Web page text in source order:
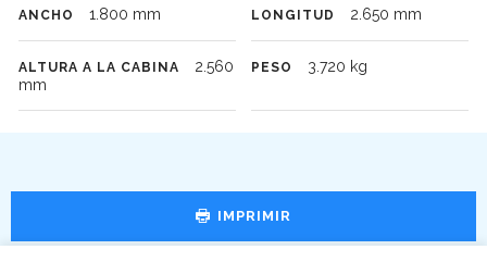
ANCHO 1.800 mm LONGITUD 2.650 mm
ALTURA A LA CABINA
2.560
mm
PESO 3.720 kg
IMPRIMIR